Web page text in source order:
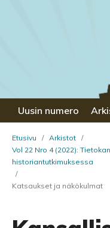
Uusin numero
Etusivu / Arkistot /
Vol 22 Nro 4 (2022):
historiantutkimuksessa
/
Katsaukset ja näkökulmat